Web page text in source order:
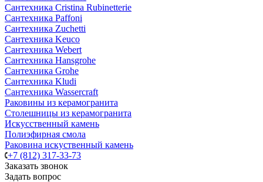
Сантехника Cristina Rubinetterie
Сантехника Paffoni
Сантехника Zuchetti
Сантехника Keuco
Сантехника Webert
Сантехника Hansgrohe
Сантехника Grohe
Сантехника Kludi
Сантехника Wassercraft
Раковины из керамогранита
Столешницы из керамогранита
Искусственный камень
Полиэфирная смола
Раковина искуственный камень
+7 (812) 317-33-73
Заказать звонок
Задать вопрос